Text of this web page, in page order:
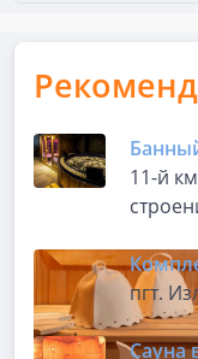
11-й
пгт.
Сауна